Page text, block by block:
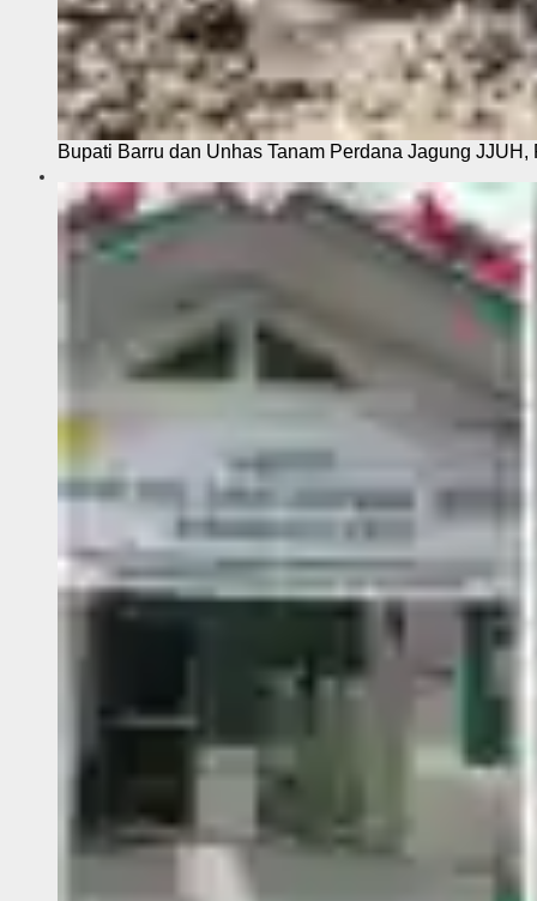
Bupati Barru dan Unhas Tanam Perdana Jagung